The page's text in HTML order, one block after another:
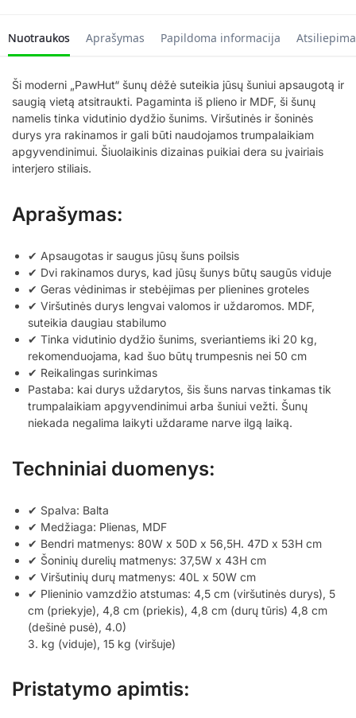
Nuotraukos Aprašymas Papildoma informacija
Ši moderni „PawHut“ šunų dėžė suteikia jūsų šuniui apsaugotą ir
saugią vietą atsitraukti. Pagaminta iš plieno ir MDF, ši šunų
namelis tinka vidutinio dydžio šunims. Viršutinės ir šoninės
durys yra rakinamos ir gali būti naudojamos trumpalaikiam
apgyvendinimui. Šiuolaikinis dizainas puikiai dera su įvairiais
interjero stiliais.
Aprašymas:
✔ Apsaugotas ir saugus jūsų šuns poilsis
✔ Dvi rakinamos durys, kad jūsų šunys būtų saugūs viduje
✔ Geras vėdinimas ir stebėjimas per plienines groteles
✔ Viršutinės durys lengvai valomos ir uždaromos. MDF,
suteikia daugiau stabilumo
✔ Tinka vidutinio dydžio šunims, sveriantiems iki 20 kg,
rekomenduojama, kad šuo būtų trumpesnis nei 50 cm
✔ Reikalingas surinkimas
Pastaba: kai durys uždarytos, šis šuns narvas tinkamas tik
trumpalaikiam apgyvendinimui arba šuniui vežti. Šunų
niekada negalima laikyti uždarame narve ilgą laiką.
Techniniai duomenys:
✔ Spalva: Balta
✔ Medžiaga: Plienas, MDF
✔ Bendri matmenys: 80W x 50D x 56,5H. 47D x 53H cm
✔ Šoninių durelių matmenys: 37,5W x 43H cm
✔ Viršutinių durų matmenys: 40L x 50W cm
✔ Plieninio vamzdžio atstumas: 4,5 cm (viršutinės durys), 5
cm (priekyje), 4,8 cm (priekis), 4,8 cm (durų tūris) 4,8 cm
(dešinė pusė), 4.0)
3. kg (viduje), 15 kg (viršuje)
Pristatymo apimtis: